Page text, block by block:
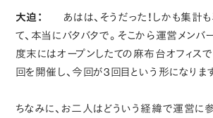
大迫：
あはは、そうだった！しかも集計
て、本当にバタバタで。そこから運営メンバ
度末にはオープンしたての麻布台オフィス
回を開催し、今回が3回目という形になりま
ちなみに、お二人はどういう経緯で運営に